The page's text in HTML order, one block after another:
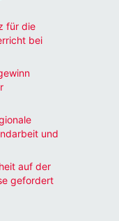
für die
bei
und
auf der
gefordert